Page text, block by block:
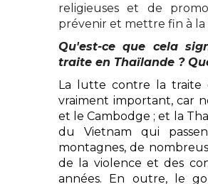
religieuses et de
prévenir et mettre fin à la
Qu'est-ce que cela
traite en Thaïlande ?
La lutte contre la traite
vraiment important, car
et le Cambodge ; et la
du Vietnam qui
montagnes, de
de la violence et des
années. En outre, le